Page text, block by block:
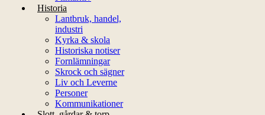
Historia
Lantbruk, handel,
industri
Kyrka & skola
Historiska notiser
Fornlämningar
Skrock och sägner
Liv och Leverne
Personer
Kommunikationer